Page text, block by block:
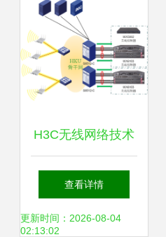
H3C无线网络技术
助力香港大学构建
智慧校园新标杆
查看详情
更新时间：2026-08-04
02:13:02